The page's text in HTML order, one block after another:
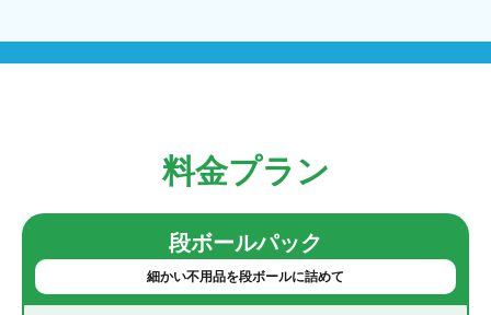
料金プラン
段ボールパック
細かい不用品を段ボールに詰めて